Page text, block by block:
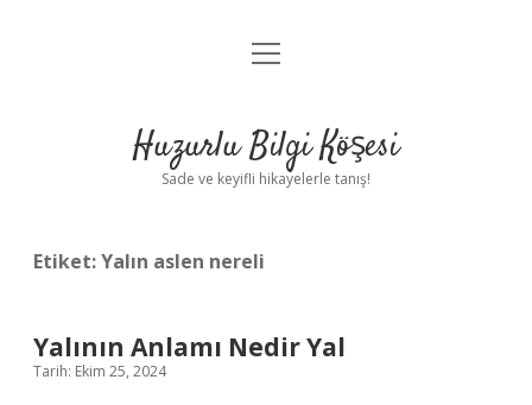
Anasayfa
Yasal Uyarı
menüyü
Huzurlu Bilgi Köşesi
Sade ve keyifli hikayelerle tanış!
Etiket:Yalın aslen nereli
Yalının Anlamı Nedir Yal
Tarih: Ekim 25, 2024